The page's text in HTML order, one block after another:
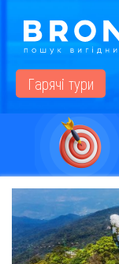
Гарячі тури